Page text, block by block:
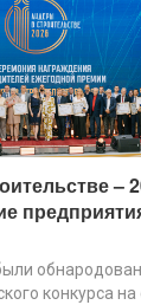
–
конкурса на